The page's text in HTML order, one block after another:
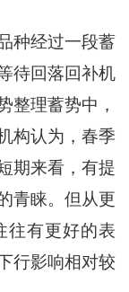
种经过一段蓄
待回落回补机
整理蓄势中，
构认为，春季
期来看，有提
青睐。但从更
往有更好的表
行影响相对较